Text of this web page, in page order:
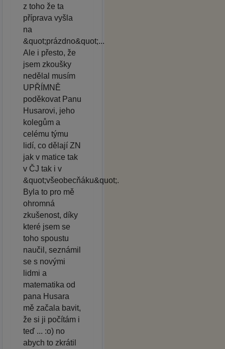
z toho že ta
příprava vyšla
na
&quot;prázdno&quot;...
Ale i přesto, že
jsem zkoušky
nedělal musím
UPŘÍMNĚ
poděkovat Panu
Husarovi, jeho
kolegům a
celému týmu
lidí, co dělají ZN
jak v matice tak
v ČJ tak i v
&quot;všeobecňáku&quot;.
Byla to pro mě
ohromná
zkušenost, díky
které jsem se
toho spoustu
naučil, seznámil
se s novými
lidmi a
matematika od
pana Husara
mě začala bavit,
že si ji počítám i
teď ... :o) no
abych to zkrátil